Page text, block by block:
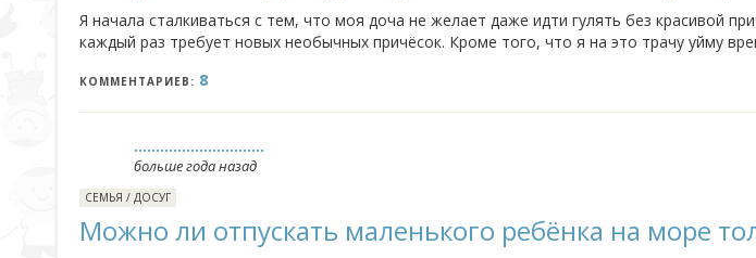
Я начала сталкиваться с тем, что моя доча не желает даже идти гулять без красивой
каждый раз требует новых необычных причёсок. Кроме того, что я на это трачу уйму
КОММЕНТАРИЕВ: 8
..............................
больше года назад
СЕМЬЯ / ДОСУГ
Можно ли отпускать маленького ребёнка на море